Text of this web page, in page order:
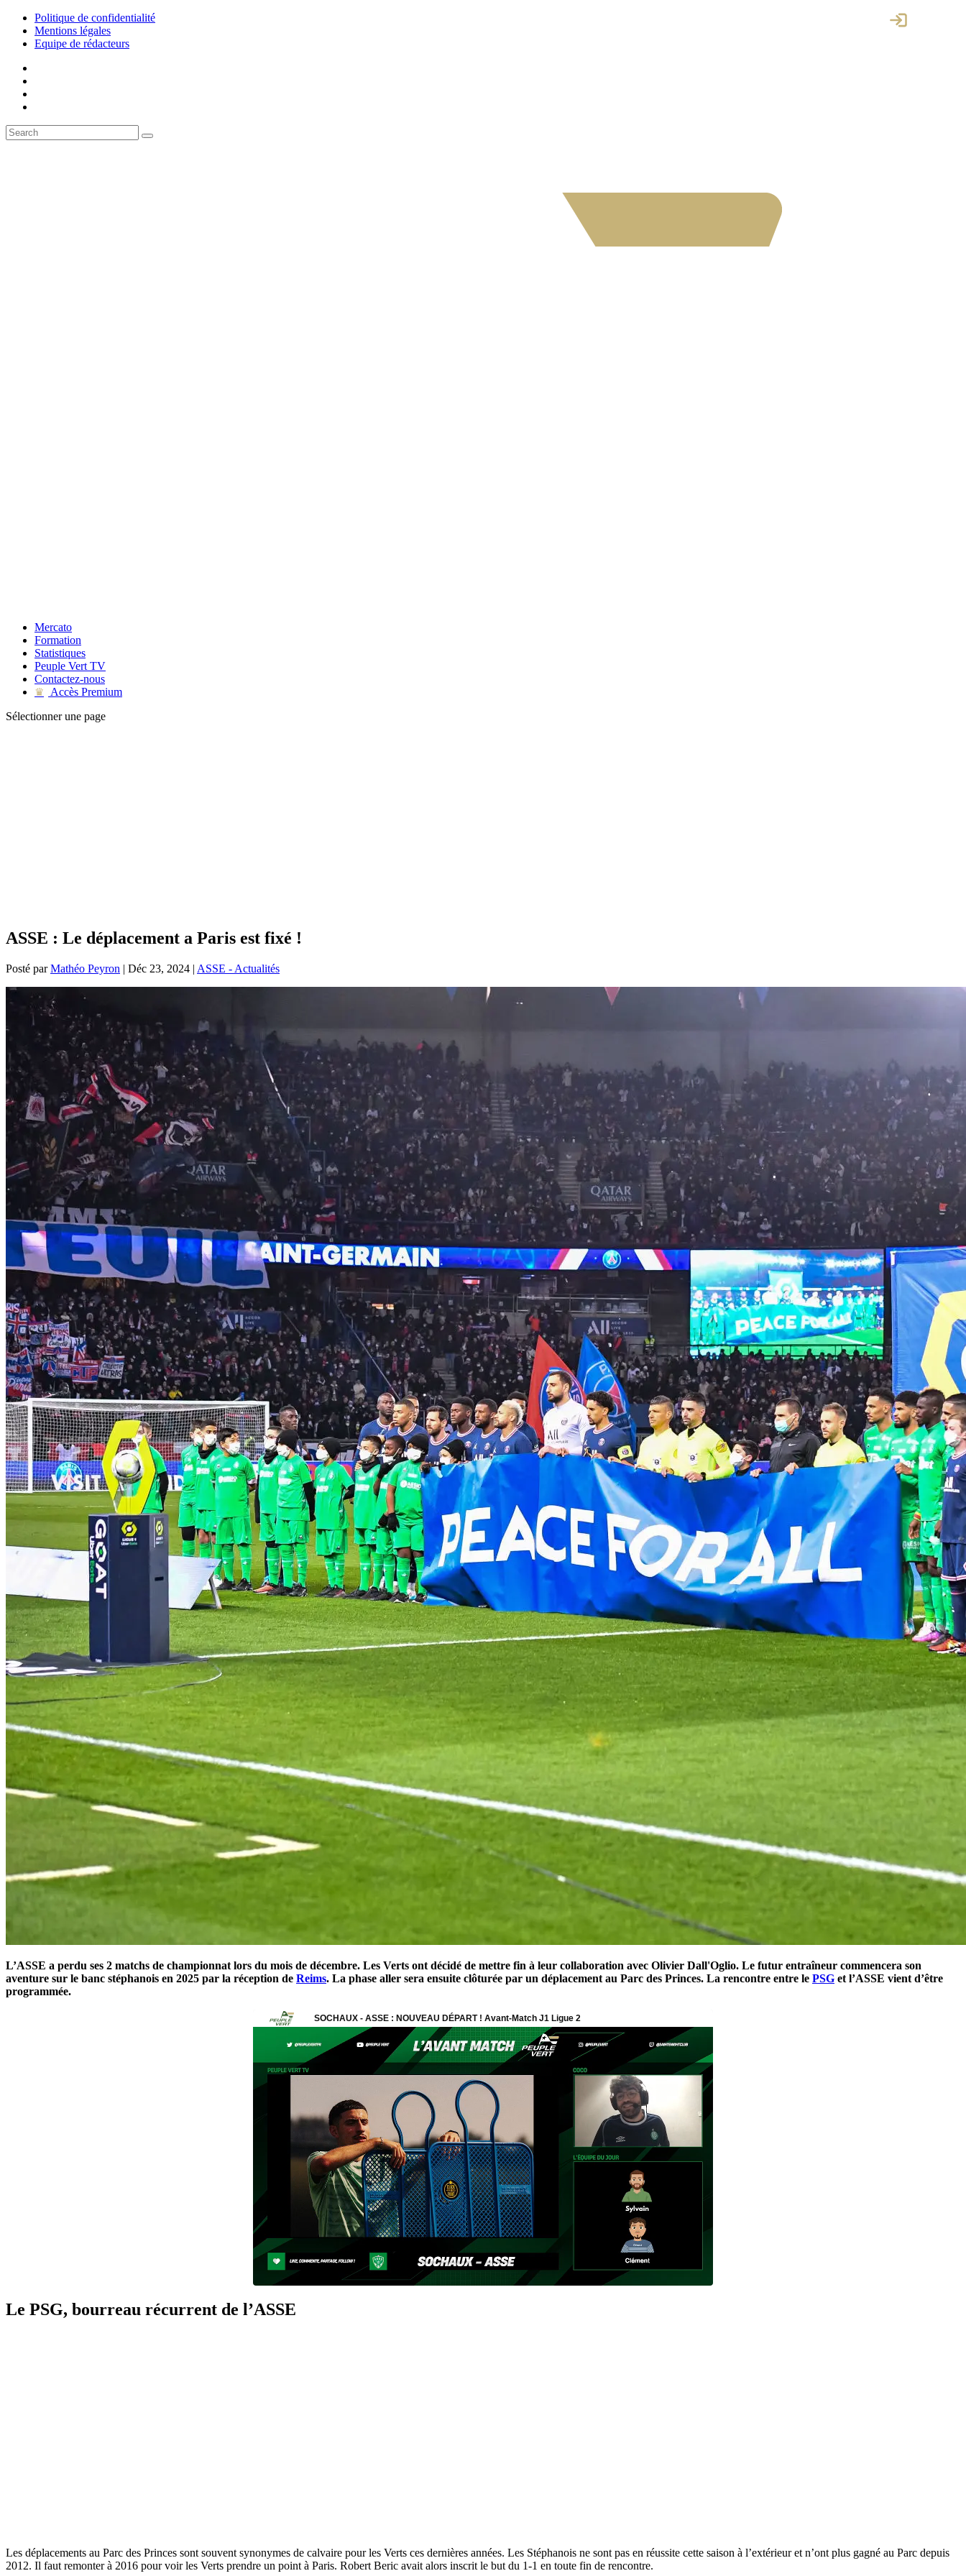
Politique de confidentialité
Mentions légales
Equipe de rédacteurs
Mercato
Formation
Statistiques
Peuple Vert TV
Contactez-nous
♛
Accès Premium
Sélectionner une page
ASSE : Le déplacement a Paris est fixé !
Posté parMathéo Peyron | Déc 23, 2024 | ASSE - Actualités
L’ASSE a perdu ses 2 matchs de championnat lors du mois de décembre. Les Verts ont décidé de mettre fin à leur collaboration avec Olivier Dall'Oglio. Le futur entraîneur commencera son
aventure sur le banc stéphanois en 2025 par la réception de Reims. La phase aller sera ensuite clôturée par un déplacement au Parc des Princes. La rencontre entre le PSG et l’ASSE vient d’être
programmée.
Le PSG, bourreau récurrent de l’ASSE
Les déplacements au Parc des Princes sont souvent synonymes de calvaire pour les Verts ces dernières années. Les Stéphanois ne sont pas en réussite cette saison à l’extérieur et n’ont plus gagné au Parc depuis
2012. Il faut remonter à 2016 pour voir les Verts prendre un point à Paris. Robert Beric avait alors inscrit le but du 1-1 en toute fin de rencontre.